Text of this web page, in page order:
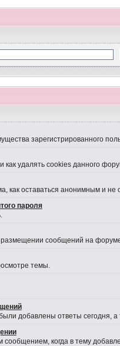
зарегистрированного
как удалять cookies данного
как оставаться анонимным и
пароля
сообщений на
темы.
добавлены ответы сегодня,
сообщением, когда в тему